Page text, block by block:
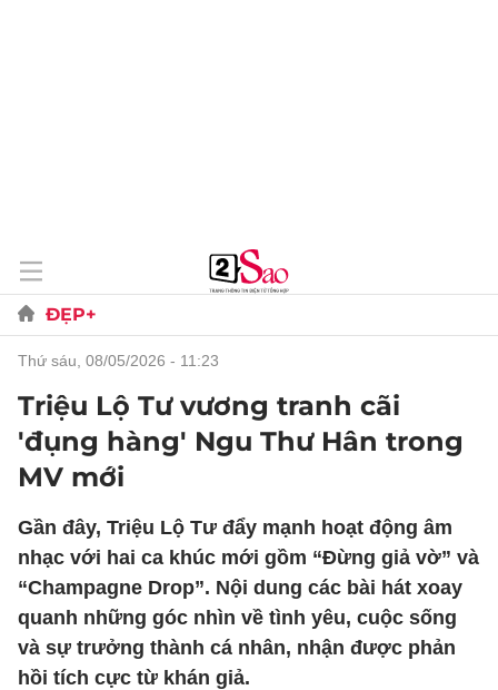
ĐẸP+
thứ sáu, 08/05/2026 - 11:23
Triệu Lộ Tư vương tranh cãi
'đụng hàng' Ngu Thư Hân trong
MV mới
Gần đây, Triệu Lộ Tư đẩy mạnh hoạt động âm
nhạc với hai ca khúc mới gồm “Đừng giả vờ” và
“Champagne Drop”. Nội dung các bài hát xoay
quanh những góc nhìn về tình yêu, cuộc sống
và sự trưởng thành cá nhân, nhận được phản
hồi tích cực từ khán giả.